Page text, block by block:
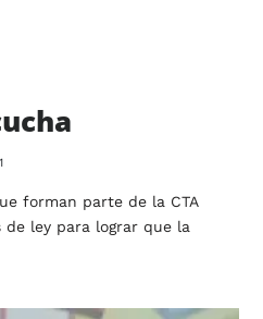
forman parte de la CTA
ley para lograr que la